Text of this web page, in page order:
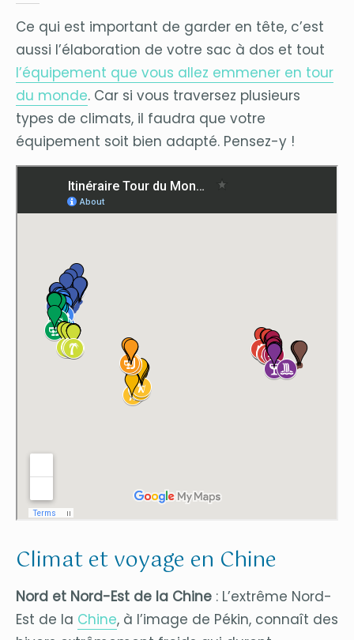
Ce qui est important de garder en tête, c’est
aussi l’élaboration de votre sac à dos et tout
l’équipement que vous allez emmener en tour
du monde. Car si vous traversez plusieurs
types de climats, il faudra que votre
équipement soit bien adapté. Pensez-y !
Climat et voyage en Chine
Nord et Nord-Est de la Chine : L’extrême Nord-
Est de la Chine, à l’image de Pékin, connaît des